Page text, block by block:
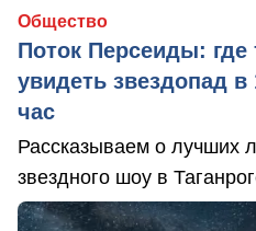
Общество
Поток Персеиды: где
увидеть звездопад
час
Рассказываем о лучших
звездного шоу в